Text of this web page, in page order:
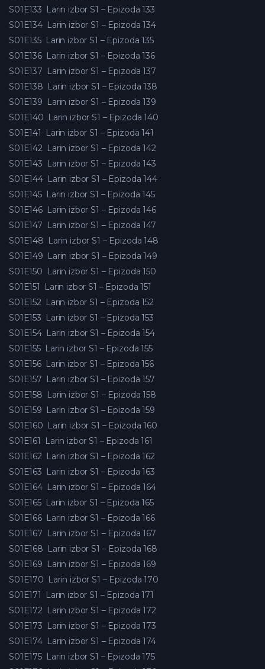
S01E133 Larin izbor S1 – Epizoda 133
S01E134 Larin izbor S1 – Epizoda 134
S01E135 Larin izbor S1 – Epizoda 135
S01E136 Larin izbor S1 – Epizoda 136
S01E137 Larin izbor S1 – Epizoda 137
S01E138 Larin izbor S1 – Epizoda 138
S01E139 Larin izbor S1 – Epizoda 139
S01E140 Larin izbor S1 – Epizoda 140
S01E141
Larin izbor S1 – Epizoda 141
S01E142 Larin izbor S1 – Epizoda 142
S01E143 Larin izbor S1 – Epizoda 143
S01E144 Larin izbor S1 – Epizoda 144
S01E145 Larin izbor S1 – Epizoda 145
S01E146 Larin izbor S1 – Epizoda 146
S01E147 Larin izbor S1 – Epizoda 147
S01E148 Larin izbor S1 – Epizoda 148
S01E149 Larin izbor S1 – Epizoda 149
S01E150 Larin izbor S1 – Epizoda 150
S01E151
Larin izbor S1 – Epizoda 151
S01E152 Larin izbor S1 – Epizoda 152
S01E153 Larin izbor S1 – Epizoda 153
S01E154 Larin izbor S1 – Epizoda 154
S01E155 Larin izbor S1 – Epizoda 155
S01E156 Larin izbor S1 – Epizoda 156
S01E157 Larin izbor S1 – Epizoda 157
S01E158 Larin izbor S1 – Epizoda 158
S01E159 Larin izbor S1 – Epizoda 159
S01E160 Larin izbor S1 – Epizoda 160
S01E161
Larin izbor S1 – Epizoda 161
S01E162 Larin izbor S1 – Epizoda 162
S01E163 Larin izbor S1 – Epizoda 163
S01E164 Larin izbor S1 – Epizoda 164
S01E165 Larin izbor S1 – Epizoda 165
S01E166 Larin izbor S1 – Epizoda 166
S01E167 Larin izbor S1 – Epizoda 167
S01E168 Larin izbor S1 – Epizoda 168
S01E169 Larin izbor S1 – Epizoda 169
S01E170 Larin izbor S1 – Epizoda 170
S01E171
Larin izbor S1 – Epizoda 171
S01E172 Larin izbor S1 – Epizoda 172
S01E173 Larin izbor S1 – Epizoda 173
S01E174 Larin izbor S1 – Epizoda 174
S01E175 Larin izbor S1 – Epizoda 175